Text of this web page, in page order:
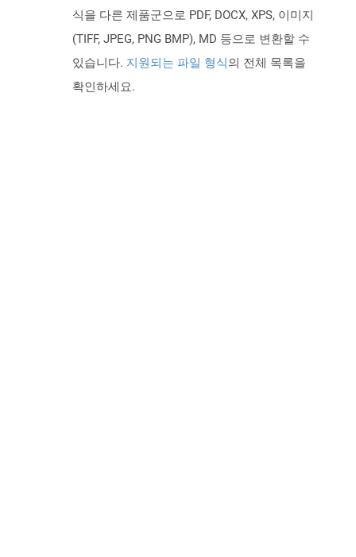
식을 다른 제품군으로 PDF, DOCX, XPS, 이미지
(TIFF, JPEG, PNG BMP), MD 등으로 변환할 수
있습니다. 지원되는 파일 형식의 전체 목록을
확인하세요.